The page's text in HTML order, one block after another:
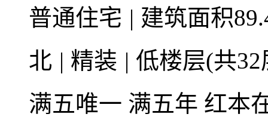
普通住宅 | 建筑面积
北 | 精装 | 低楼层(共
满五唯一 满五年 红本